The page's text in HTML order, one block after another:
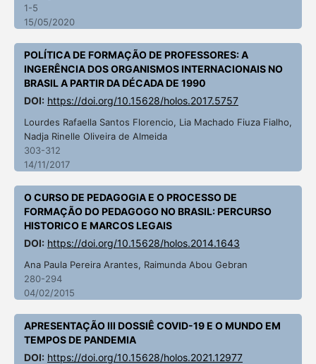
1-5
15/05/2020
POLÍTICA DE FORMAÇÃO DE PROFESSORES: A
INGERÊNCIA DOS ORGANISMOS INTERNACIONAIS NO
BRASIL A PARTIR DA DÉCADA DE 1990
DOI: https://doi.org/10.15628/holos.2017.5757
Lourdes Rafaella Santos Florencio, Lia Machado Fiuza Fialho,
Nadja Rinelle Oliveira de Almeida
303-312
14/11/2017
O CURSO DE PEDAGOGIA E O PROCESSO DE
FORMAÇÃO DO PEDAGOGO NO BRASIL: PERCURSO
HISTORICO E MARCOS LEGAIS
DOI: https://doi.org/10.15628/holos.2014.1643
Ana Paula Pereira Arantes, Raimunda Abou Gebran
280-294
04/02/2015
APRESENTAÇÃO III DOSSIÊ COVID-19 E O MUNDO EM
TEMPOS DE PANDEMIA
DOI: https://doi.org/10.15628/holos.2021.12977